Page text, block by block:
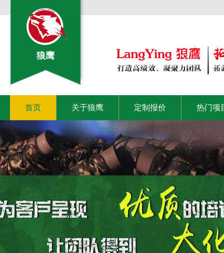
狼鹰
首页 关于狼鹰 定制报价 热门项